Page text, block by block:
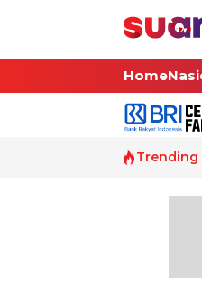
Home
Trending